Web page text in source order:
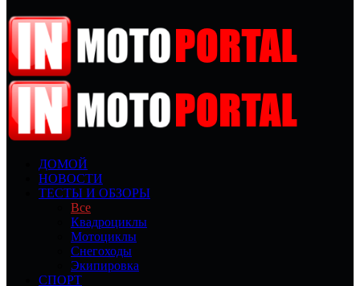
ДОМОЙ
НОВОСТИ
ТЕСТЫ И ОБЗОРЫ
Все
Квадроциклы
Мотоциклы
Снегоходы
Экипировка
СПОРТ